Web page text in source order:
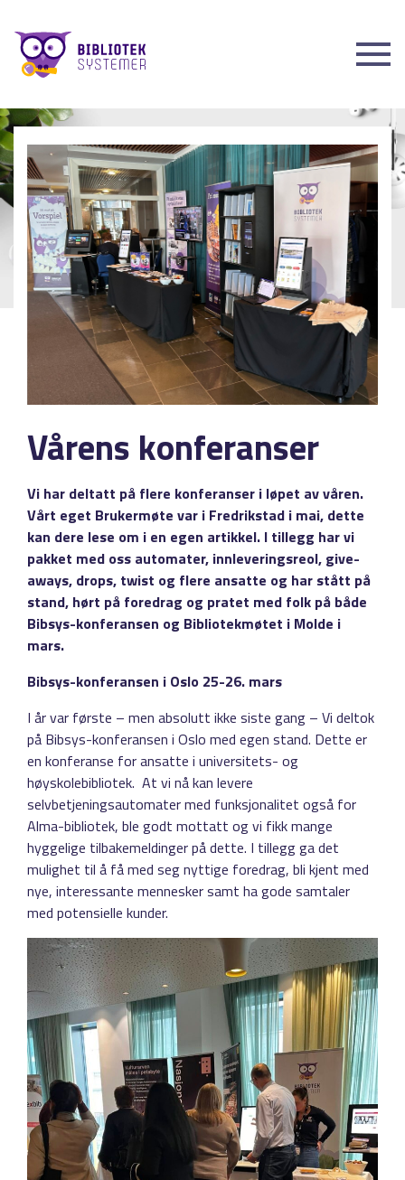
Vårens konferanser
Vi har deltatt på flere konferanser i løpet av våren.
Vårt eget Brukermøte var i Fredrikstad i mai, dette
kan dere lese om i en egen artikkel. I tillegg har vi
pakket med oss automater, innleveringsreol, give-
aways, drops, twist og flere ansatte og har stått på
stand, hørt på foredrag og pratet med folk på både
Bibsys-konferansen og Bibliotekmøtet i Molde i
mars.
Bibsys-konferansen i Oslo 25-26. mars
I år var første – men absolutt ikke siste gang – Vi deltok
på Bibsys-konferansen i Oslo med egen stand. Dette er
en konferanse for ansatte i universitets- og
høyskolebibliotek. At vi nå kan levere
selvbetjeningsautomater med funksjonalitet også for
Alma-bibliotek, ble godt mottatt og vi fikk mange
hyggelige tilbakemeldinger på dette. I tillegg ga det
mulighet til å få med seg nyttige foredrag, bli kjent med
nye, interessante mennesker samt ha gode samtaler
med potensielle kunder.